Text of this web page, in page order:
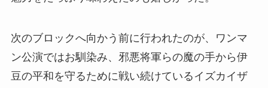
次のブロックへ向かう前に行われたのが、ワンマ
ン公演ではお馴染み、邪悪将軍らの魔の手から伊
豆の平和を守るために戦い続けているイズカイザ